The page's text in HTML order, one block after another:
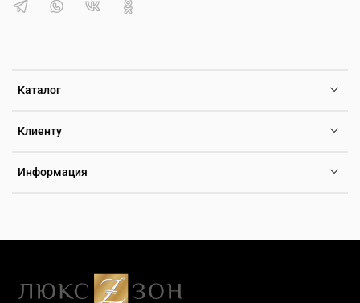
Каталог
Клиенту
Информация